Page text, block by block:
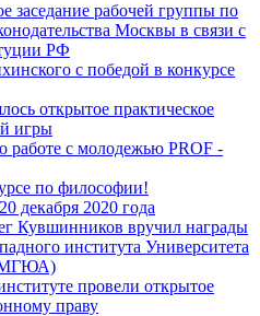
рабочей группы по
Москвы в связи с
РФ
с победой в конкурсе
открытое практическое
игры
работе с молодежью PROF -
по философии!
декабря 2020 года
Кувшинников вручил награды
института Университета
провели открытое
праву